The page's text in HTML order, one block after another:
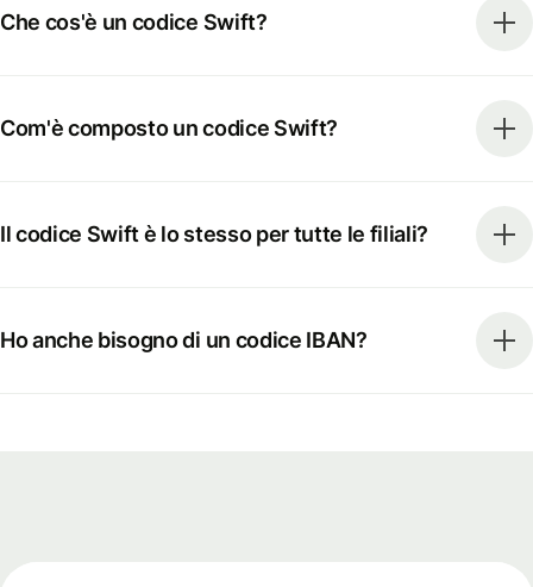
Che cos'è un codice Swift?
Com'è composto un codice Swift?
Il codice Swift è lo stesso per tutte le filiali?
Ho anche bisogno di un codice IBAN?